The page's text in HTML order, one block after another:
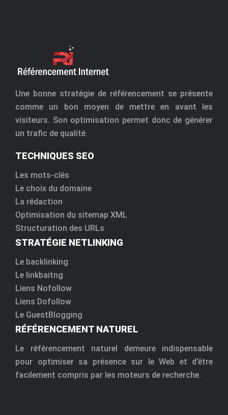
Une bonne stratégie de référencement se présente
comme un bon moyen de mettre en avant les
visiteurs. Son optimisation permet donc de générer
un trafic de qualité.
TECHNIQUES SEO
Les mots-clés
Le choix du domaine
La rédaction
Optimisation du sitemap XML
Structuration des URLs
STRATÉGIE NETLINKING
Le backlinking
Le linkbaitng
Liens Nofollow
Liens Dofollow
Le GuestBlogging
RÉFÉRENCEMENT NATUREL
Le référencement naturel demeure indispensable
pour optimiser sa présence sur le Web et d’être
facilement compris par les moteurs de recherche.